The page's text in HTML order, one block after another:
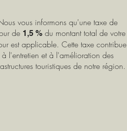
vous informons qu'une taxe de
de 1,5 %du montant total de votre
est applicable. Cette taxe contribue
à l'entretien et à l'amélioration des
touristiques de notre région.